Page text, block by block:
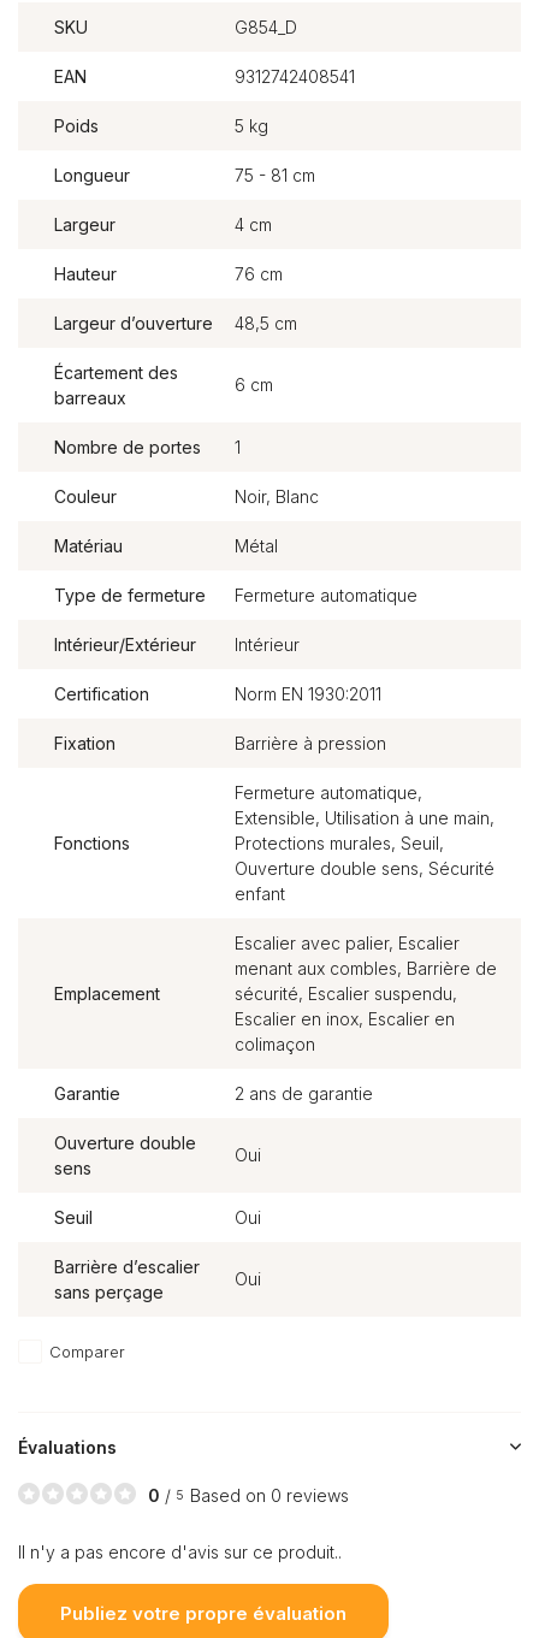
SKU G854_D
EAN 9312742408541
Poids 5 kg
Longueur 75 - 81 cm
Largeur 4 cm
Hauteur 76 cm
Largeur d’ouverture 48,5 cm
Écartement des
barreaux
6 cm
Nombre de portes 1
Couleur Noir, Blanc
Matériau Métal
Type de fermeture Fermeture automatique
Intérieur/Extérieur Intérieur
Certification Norm EN 1930:2011
Fixation Barrière à pression
Fonctions
Fermeture automatique,
Extensible, Utilisation à une main,
Protections murales, Seuil,
Ouverture double sens, Sécurité
enfant
Emplacement
Escalier avec palier, Escalier
menant aux combles, Barrière de
sécurité, Escalier suspendu,
Escalier en inox, Escalier en
colimaçon
Garantie 2 ans de garantie
Ouverture double
sens
Oui
Seuil Oui
Barrière d’escalier
sans perçage
Oui
Comparer
Évaluations
0 / 5 Based on 0 reviews
Il n'y a pas encore d'avis sur ce produit..
Publiez votre propre évaluation